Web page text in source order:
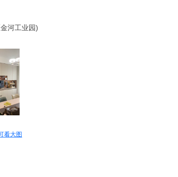
河工业园)
看大图